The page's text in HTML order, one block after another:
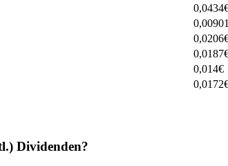
0,0434
0,00901
0,0206
0,0187
0,014€
0,0172
Dividenden?